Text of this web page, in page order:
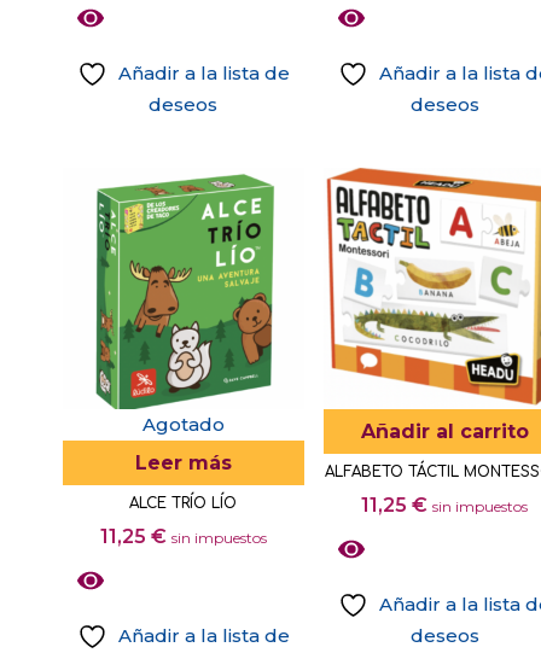
Añadir a la lista de
deseos
Añadir a la lista
deseos
Agotado
Leer más
ALCE TRÍO LÍO
11,25 € sin impuestos
Añadir a la lista de
Añadir al carrito
ALFABETO TÁCTIL
11,25€ sin impuestos
Añadir a la lista
deseos